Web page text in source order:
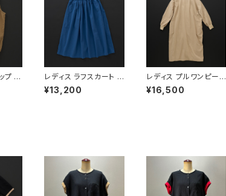
プ ラ
レディス ラフスカート ブ
ルー
¥13,200
レディス プルワンピース
ベージュ
¥16,500